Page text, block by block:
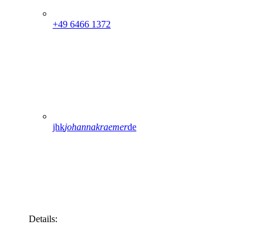
+49 6466 1372
jhkjohannakraemerde
Details: